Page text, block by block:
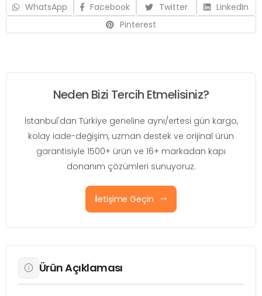
WhatsApp Facebook Twitter
LinkedIn
Pinterest
Neden Bizi Tercih Etmelisiniz?
İstanbul'dan Türkiye geneline aynı/ertesi gün kargo,
kolay iade-değişim, uzman destek ve orijinal ürün
garantisiyle 1500+ ürün ve 16+ markadan kapı
donanım çözümleri sunuyoruz.
İletişime Geçin
Ürün Açıklaması